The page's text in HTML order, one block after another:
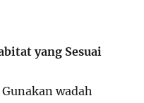
yang Sesuai
Gunakan wadah